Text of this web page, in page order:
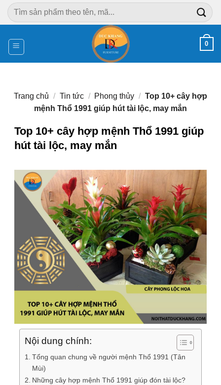
Chuyển
đến
dung
Tìm
kiếm:
0
Trang chủ / Tin tức / Phong thủy / Top 10+ cây hợp
mệnh Thổ 1991 giúp hút tài lộc, may mắn
Top 10+ cây hợp mệnh Thổ 1991 giúp
hút tài lộc, may mắn
Nội dung chính:
Tổng quan chung về người mệnh Thổ 1991 (Tân
Mùi)
Những cây hợp mệnh Thổ 1991 giúp đón tài lộc?